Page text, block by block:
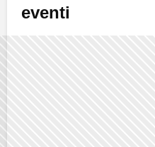
eventi